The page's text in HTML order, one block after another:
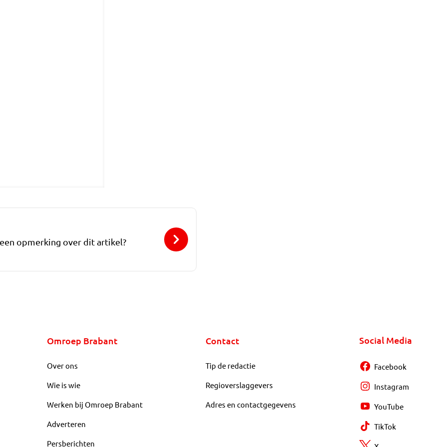
opmerking over dit artikel?
Omroep Brabant
Over ons
Wie is wie
Werken bij Omroep Brabant
Adverteren
Persberichten
Contact
Tip de redactie
Regioverslaggevers
Adres en contactgegevens
Social Media
Facebook
Instagram
YouTube
TikTok